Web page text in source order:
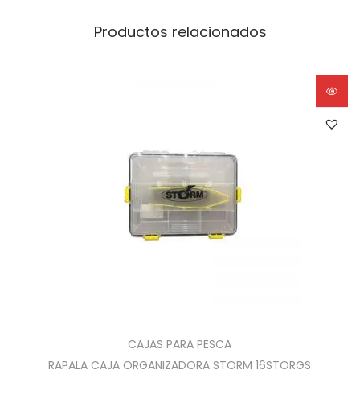
Productos relacionados
CAJAS PARA PESCA
RAPALA CAJA ORGANIZADORA STORM 16STORGS